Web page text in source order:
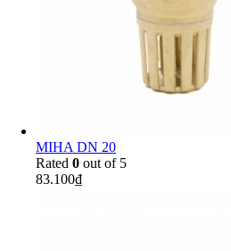
MIHA DN 20
Rated 0 out of 5
83.100₫